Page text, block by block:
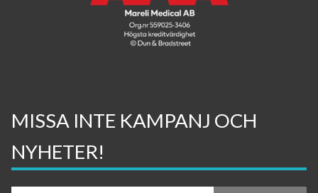
MISSA INTE KAMPANJ OCH
NYHETER!